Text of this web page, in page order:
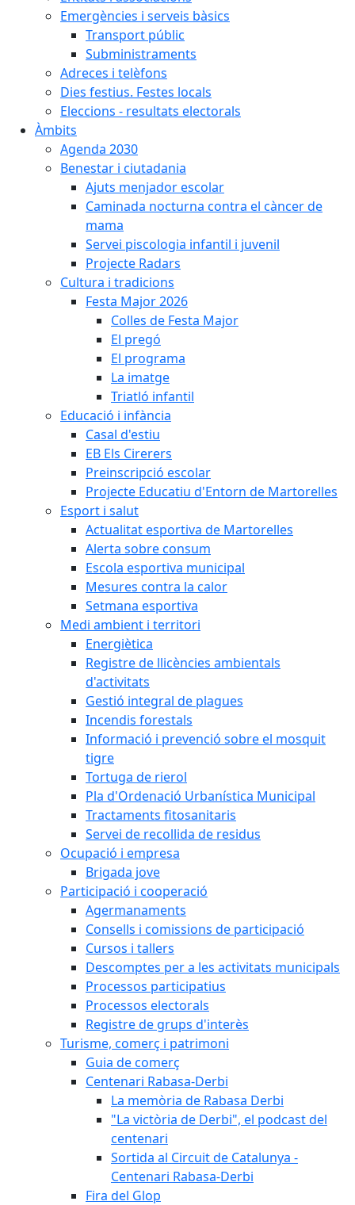
Emergències i serveis bàsics
Transport públic
Subministraments
Adreces i telèfons
Dies festius. Festes locals
Eleccions - resultats electorals
Àmbits
Agenda 2030
Benestar i ciutadania
Ajuts menjador escolar
Caminada nocturna contra el càncer de
mama
Servei piscologia infantil i juvenil
Projecte Radars
Cultura i tradicions
Festa Major 2026
Colles de Festa Major
El pregó
El programa
La imatge
Triatló infantil
Educació i infància
Casal d'estiu
EB Els Cirerers
Preinscripció escolar
Projecte Educatiu d'Entorn de Martorelles
Esport i salut
Actualitat esportiva de Martorelles
Alerta sobre consum
Escola esportiva municipal
Mesures contra la calor
Setmana esportiva
Medi ambient i territori
Energiètica
Registre de llicències ambientals
d'activitats
Gestió integral de plagues
Incendis forestals
Informació i prevenció sobre el mosquit
tigre
Tortuga de rierol
Pla d'Ordenació Urbanística Municipal
Tractaments fitosanitaris
Servei de recollida de residus
Ocupació i empresa
Brigada jove
Participació i cooperació
Agermanaments
Consells i comissions de participació
Cursos i tallers
Descomptes per a les activitats municipals
Processos participatius
Processos electorals
Registre de grups d'interès
Turisme, comerç i patrimoni
Guia de comerç
Centenari Rabasa-Derbi
La memòria de Rabasa Derbi
"La victòria de Derbi", el podcast del
centenari
Sortida al Circuit de Catalunya -
Centenari Rabasa-Derbi
Fira del Glop